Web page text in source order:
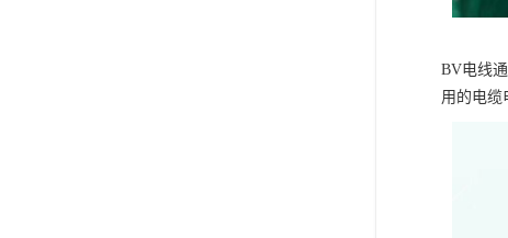
BV电线
用的电缆